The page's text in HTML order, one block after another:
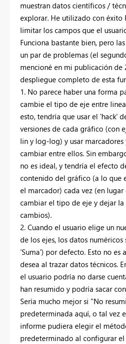
muestran datos científicos /
explorar. He utilizado con éxito
limitar los campos que el
Funciona bastante bien, pero
un par de problemas (el
mencioné en mi publicación de
despliegue completo de esta
1. No parece haber una forma
cambie el tipo de eje entre
esto, tendría que usar el 'hack'
versiones de cada gráfico (con
lin y log-log) y usar marcadores
cambiar entre ellos. Sin
no es ideal, y tendría el efecto
contenido del gráfico (a lo que
el marcador) cada vez (en
cambiar el tipo de eje y dejar la
cambios).
2. Cuando el usuario elige un
de los ejes, los datos
'Suma') por defecto. Esto no es
desea al trazar datos técnicos.
el usuario podría no darse
han resumido y podría sacar
Sería mucho mejor si "No
predeterminada aquí, o tal vez
informe pudiera elegir el
predeterminado al configurar